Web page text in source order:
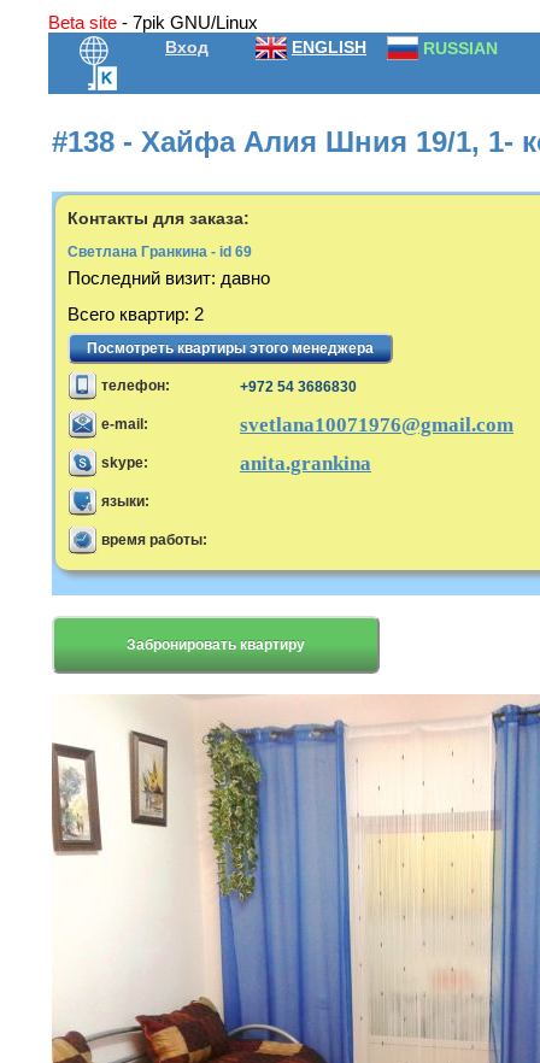
Beta site - 7pik GNU/Linux
Вход ENGLISH RUSSIAN
#138 - Хайфа Алия Шния 19/1, 1-
Контакты для заказа:
Светлана Гранкина - id 69
Последний визит: давно
Всего квартир: 2
Посмотреть квартиры этого менеджера
телефон: +972 54 3686830
e-mail: svetlana10071976@gmail.com
skype: anita.grankina
языки:
время работы:
Забронировать квартиру